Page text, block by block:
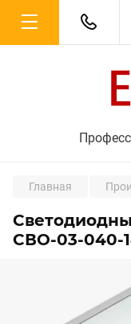
Главная
СВО-03-040-